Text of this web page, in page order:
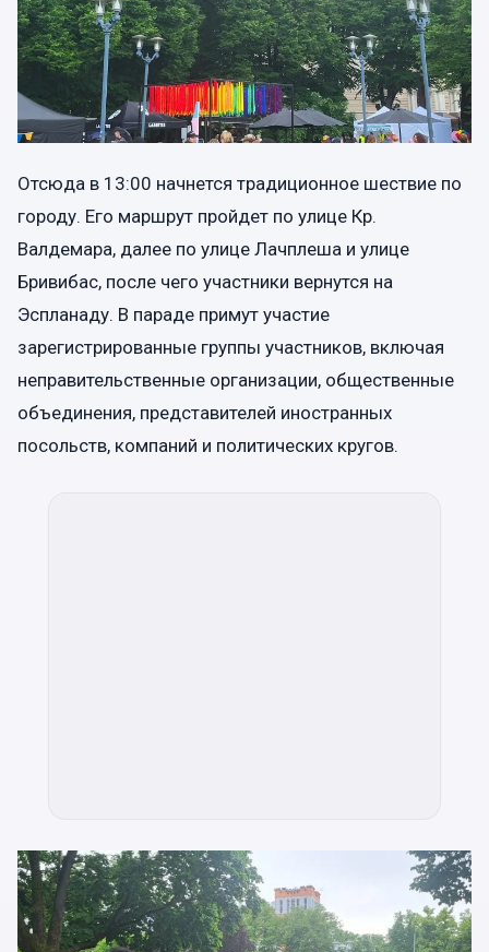
Отсюда в 13:00 начнется традиционное шествие по
городу. Его маршрут пройдет по улице Кр.
Валдемара, далее по улице Лачплеша и улице
Бривибас, после чего участники вернутся на
Эспланаду. В параде примут участие
зарегистрированные группы участников, включая
неправительственные организации, общественные
объединения, представителей иностранных
посольств, компаний и политических кругов.